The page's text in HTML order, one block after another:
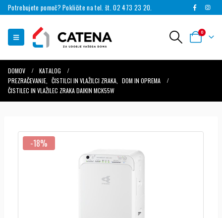
Potrebujete pomoč? Pokličite na tel. št. 02 473 23 20.
0
DOMOV
KATALOG
PREZRAČEVANJE
ČISTILCI IN VLAŽILCI ZRAKA
DOM IN OPREMA
ČISTILEC IN VLAŽILEC ZRAKA DAIKIN MCK55W
-18%